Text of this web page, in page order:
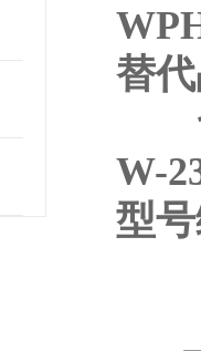
替
W-
型